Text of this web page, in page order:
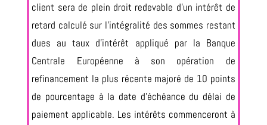
client sera de plein droit redevable d’un intérêt de
retard calculé sur l’intégralité des sommes restant
dues au taux d’intérêt appliqué par la Banque
Centrale Européenne à son opération de
refinancement la plus récente majoré de 10 points
de pourcentage à la date d’échéance du délai de
paiement applicable. Les intérêts commenceront à